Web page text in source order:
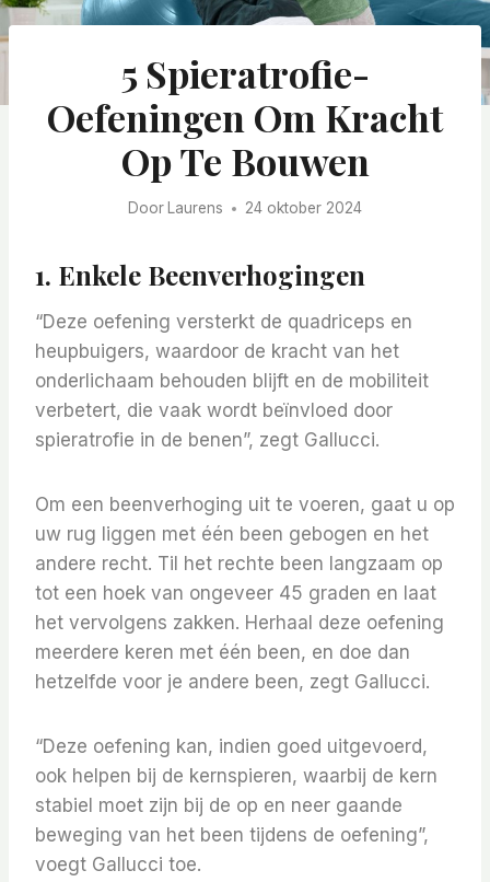
5 Spieratrofie-
Oefeningen Om Kracht
Op Te Bouwen
Door Laurens 24 oktober 2024
1. Enkele Beenverhogingen
“Deze oefening versterkt de quadriceps en
heupbuigers, waardoor de kracht van het
onderlichaam behouden blijft en de mobiliteit
verbetert, die vaak wordt beïnvloed door
spieratrofie in de benen”, zegt Gallucci.
Om een ​​beenverhoging uit te voeren, gaat u op
uw rug liggen met één been gebogen en het
andere recht. Til het rechte been langzaam op
tot een hoek van ongeveer 45 graden en laat
het vervolgens zakken. Herhaal deze oefening
meerdere keren met één been, en doe dan
hetzelfde voor je andere been, zegt Gallucci.
“Deze oefening kan, indien goed uitgevoerd,
ook helpen bij de kernspieren, waarbij de kern
stabiel moet zijn bij de op en neer gaande
beweging van het been tijdens de oefening”,
voegt Gallucci toe.